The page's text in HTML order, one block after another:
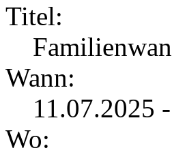
Titel:
Wann:
11.07.2025
Wo: